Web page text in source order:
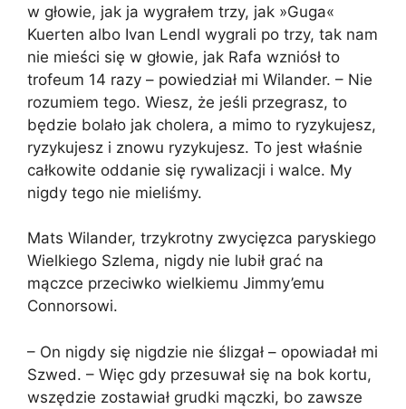
w głowie, jak ja wygrałem trzy, jak »Guga«
Kuerten albo Ivan Lendl wygrali po trzy, tak nam
nie mieści się w głowie, jak Rafa wzniósł to
trofeum 14 razy – powiedział mi Wilander. – Nie
rozumiem tego. Wiesz, że jeśli przegrasz, to
będzie bolało jak cholera, a mimo to ryzykujesz,
ryzykujesz i znowu ryzykujesz. To jest właśnie
całkowite oddanie się rywalizacji i walce. My
nigdy tego nie mieliśmy.
Mats Wilander, trzykrotny zwycięzca paryskiego
Wielkiego Szlema, nigdy nie lubił grać na
mączce przeciwko wielkiemu Jimmy’emu
Connorsowi.
– On nigdy się nigdzie nie ślizgał – opowiadał mi
Szwed. – Więc gdy przesuwał się na bok kortu,
wszędzie zostawiał grudki mączki, bo zawsze